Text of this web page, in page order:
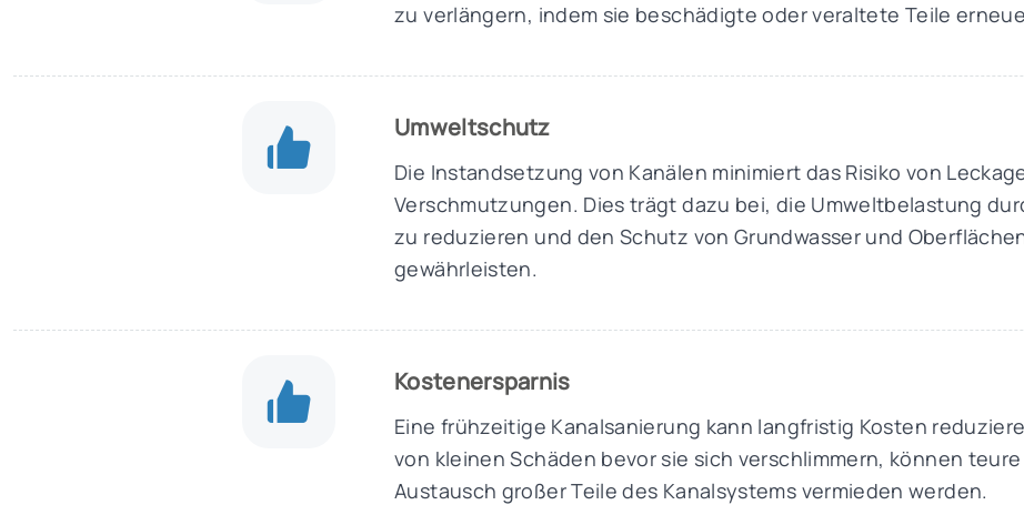
zu verlängern, indem sie beschädigte oder veraltete Teile
Umweltschutz
Die Instandsetzung von Kanälen minimiert das Risiko von
Verschmutzungen. Dies trägt dazu bei, die Umweltbelastung
zu reduzieren und den Schutz von Grundwasser und
gewährleisten.
Kostenersparnis
Eine frühzeitige Kanalsanierung kann langfristig Kosten
von kleinen Schäden bevor sie sich verschlimmern, können
Austausch großer Teile des Kanalsystems vermieden werden.